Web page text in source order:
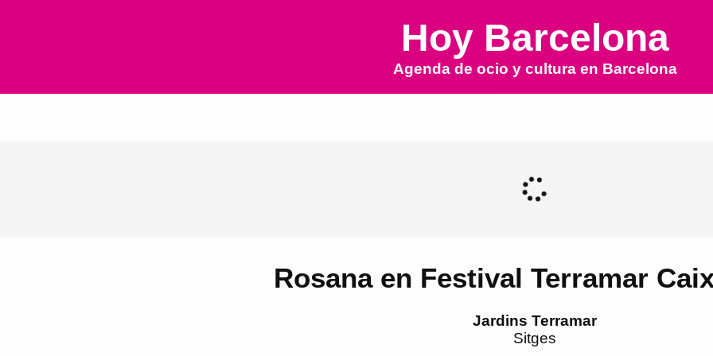
Hoy Barcelona
Agenda de ocio y cultura en Barcelona
Rosana en Festival Terramar
Jardins Terramar
Sitges